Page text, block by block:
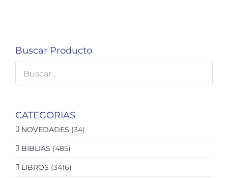
Buscar Producto
CATEGORIAS
NOVEDADES (34)
BIBLIAS (485)
LIBROS (3416)